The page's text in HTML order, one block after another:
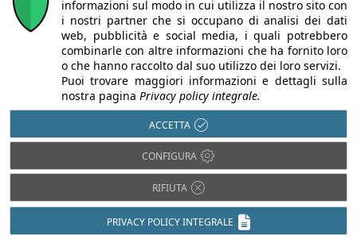
Commenta questo approfondimento
informazioni sul modo in cui utilizza il nostro sito con
i nostri partner che si occupano di analisi dei dati
web, pubblicità e social media, i quali potrebbero
combinarle con altre informazioni che ha fornito loro
o che hanno raccolto dal suo utilizzo dei loro servizi.
Puoi trovare maggiori informazioni e dettagli sulla
nostra pagina Privacy policy integrale.
ACCETTA
CONFIGURA
RIFIUTA
PRIVACY POLICY INTEGRALE